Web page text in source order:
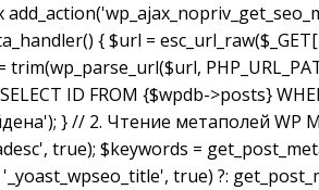
{ $url =
ID FROM {$wpdb->posts}
} // 2. Чтение метаполей
true); $keywords =
true) ?: